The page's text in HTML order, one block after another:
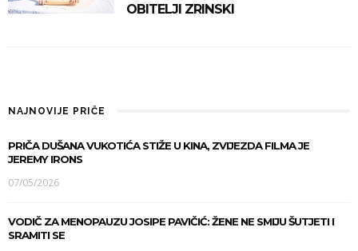
OBITELJI ZRINSKI
NAJNOVIJE PRIČE
PRIČA DUŠANA VUKOTIĆA STIŽE U KINA, ZVIJEZDA FILMA JE
JEREMY IRONS
07/05/2026
VODIČ ZA MENOPAUZU JOSIPE PAVIČIĆ: ŽENE NE SMIJU ŠUTJETI I
SRAMITI SE